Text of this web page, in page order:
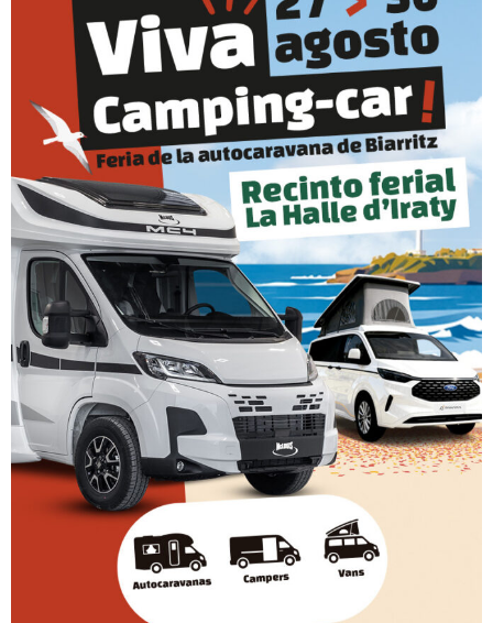
¿Dónde me entregarían la autocaravana?
La entrega y las explicaciones de técnicas de su
funcionamiento se hacen en Ypo Camp Caravanas
Evasión Irun.
¿Quién da las garantías?
Las garantías se gestionan desde Ypo Camp
Caravanas Evasión en Irun.
¿Se puede financiar la compra?
Ypo Camp Caravanas Evasión tiene acuerdos con
condiciones especiales para la feria con diferentes
financieras.
¿Dónde puedo obtener más información antes de
ir?
Puedes rellenar el formulario en la web
www.feriadeautocaravanas.com en el apartado
‘Contacto’, escribir un e-mail a info@caravanas-
evasion.com o llamar al 943 63 44 40.